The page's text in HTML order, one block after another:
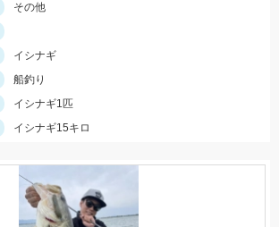
その他
イシナギ
船釣り
イシナギ1匹
イシナギ15キロ